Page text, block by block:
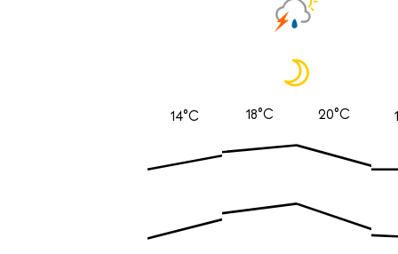
14°C 18°C 20°C